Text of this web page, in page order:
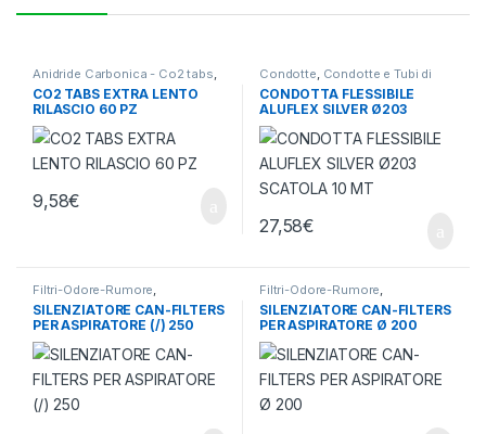
Anidride Carbonica - Co2 tabs,
Ventilazione - Aria
CO2 TABS EXTRA LENTO
RILASCIO 60 PZ
9,58€
Condotte, Condotte e Tubi di
Aspirazione , Ventilazione - Aria
CONDOTTA FLESSIBILE
ALUFLEX SILVER Ø203
SCATOLA 10 MT
27,58€
Filtri-Odore-Rumore
Ventilazione - Aria
SILENZIATORE CAN-FILTERS
PER ASPIRATORE (/) 250
Filtri-Odore-Rumore
Ventilazione - Aria
SILENZIATORE CAN-FILTERS
PER ASPIRATORE Ø 200